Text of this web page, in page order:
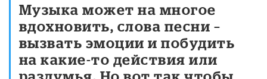
Музыка может на многое
вдохновить, слова песни –
вызвать эмоции и побудить
на какие-то действия или
раздумья. Но вот так чтобы